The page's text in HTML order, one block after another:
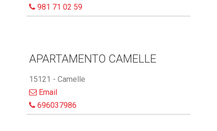
981 71 02 59
APARTAMENTO CAMELLE
15121 - Camelle
Email
696037986